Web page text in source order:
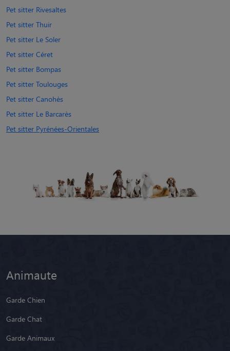
Pet sitter Rivesaltes
Pet sitter Thuir
Pet sitter Le Soler
Pet sitter Céret
Pet sitter Bompas
Pet sitter Toulouges
Pet sitter Canohès
Pet sitter Le Barcarès
Pet sitter Pyrénées-Orientales
Animaute
Garde Chien
Garde Chat
Garde Animaux